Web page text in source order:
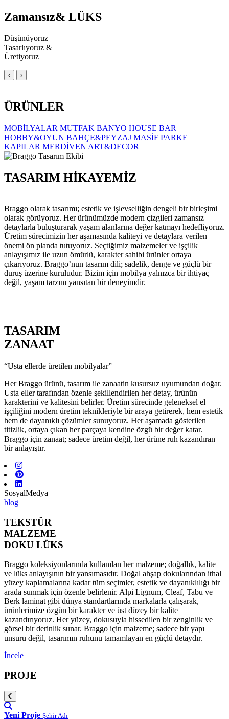
Zamansız& LÜKS
Düşünüyoruz
Tasarlıyoruz &
Üretiyoruz
‹ ›
ÜRÜNLER
MOBİLYALAR MUTFAK BANYO HOUSE BAR
HOBBY&OYUN BAHÇE&PEYZAJ MASİF PARKE
KAPILAR MERDİVEN ART&DECOR
TASARIM HİKAYEMİZ
Braggo olarak tasarımı; estetik ve işlevselliğin dengeli bir birleşimi
olarak görüyoruz. Her ürünümüzde modern çizgileri zamansız
detaylarla buluşturarak yaşam alanlarına değer katmayı hedefliyoruz.
Üretim sürecimizin her aşamasında kaliteyi ve detaylara verilen
önemi ön planda tutuyoruz. Seçtiğimiz malzemeler ve işçilik
anlayışımız ile uzun ömürlü, karakter sahibi ürünler ortaya
çıkarıyoruz. Braggo’nun tasarım dili; sadelik, denge ve güçlü bir
duruş üzerine kuruludur. Bizim için mobilya yalnızca bir ihtiyaç
değil, yaşam tarzını yansıtan bir deneyimdir.
TASARIM
ZANAAT
“Usta ellerde üretilen mobilyalar”
Her Braggo ürünü, tasarım ile zanaatin kusursuz uyumundan doğar.
Usta eller tarafından özenle şekillendirilen her detay, ürünün
karakterini ve kalitesini belirler. Üretim sürecinde geleneksel el
işçiliğini modern üretim teknikleriyle bir araya getirerek, hem estetik
hem de dayanıklı çözümler sunuyoruz. Her aşamada gösterilen
titizlik, ortaya çıkan her parçaya kendine özgü bir değer katar.
Braggo için zanaat; sadece üretim değil, her ürüne ruh kazandıran
bir anlayıştır.
SosyalMedya
blog
TEKSTÜR
MALZEME
DOKU LÜKS
Braggo koleksiyonlarında kullanılan her malzeme; doğallık, kalite
ve lüks anlayışının bir yansımasıdır. Doğal ahşap dokularından ithal
yüzey kaplamalarına kadar tüm seçimler, estetik ve dayanıklılığı bir
arada sunmak için özenle belirlenir. Alpi Lignum, Cleaf, Tabu ve
Berk laminat gibi dünya standartlarında markalarla çalışarak,
ürünlerimize özgün bir karakter ve üst düzey bir kalite
kazandırıyoruz. Her yüzey, dokusuyla hissedilen bir zenginlik ve
görsel bir derinlik sunar. Braggo için malzeme; sadece bir yapı
unsuru değil, tasarımın ruhunu tamamlayan en güçlü detaydır.
İncele
PROJE
Yeni Proje Şehir Adı